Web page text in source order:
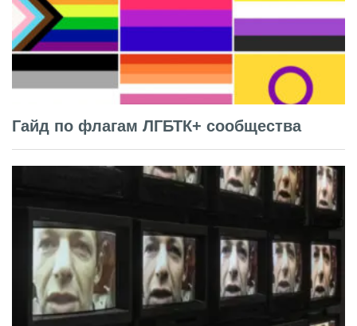
Гайд по флагам ЛГБТК+ сообщества